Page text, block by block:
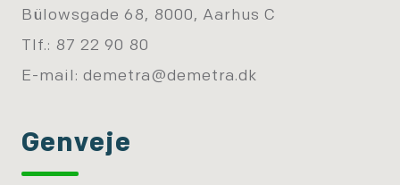
Bülowsgade 68, 8000, Aarhus C
Tlf.: 87 22 90 80
E-mail: demetra@demetra.dk
Genveje